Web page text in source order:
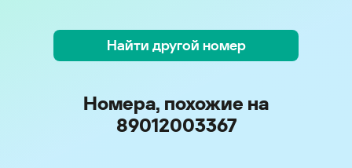
Найти другой номер
Номера, похожие на
89012003367